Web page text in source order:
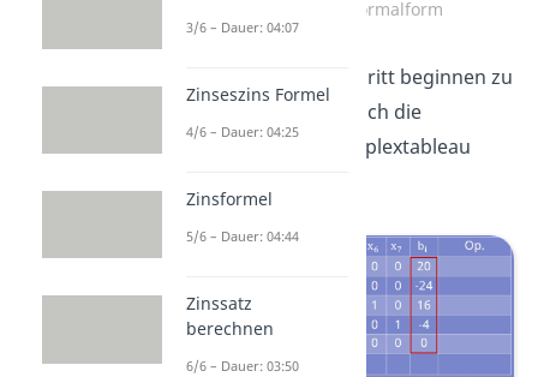
Aufstellen der Normalform
Um mit dem ersten Schritt beginnen zu
können, müssen wir noch die
Normalform in das Simplextableau
3/6 – Dauer: 04:07
Zinseszins Formel
4/6 – Dauer: 04:25
Zinsformel
5/6 – Dauer: 04:44
Zinssatz
berechnen
6/6 – Dauer: 03:50